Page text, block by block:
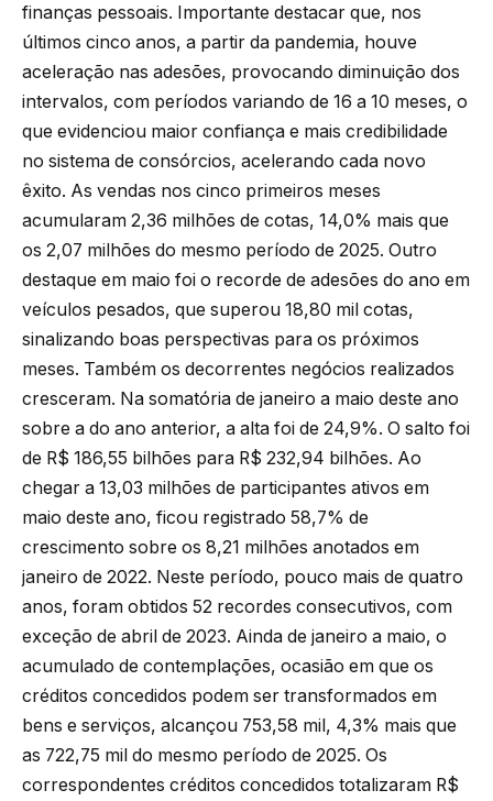
finanças pessoais. Importante destacar que, nos
últimos cinco anos, a partir da pandemia, houve
aceleração nas adesões, provocando diminuição dos
intervalos, com períodos variando de 16 a 10 meses, o
que evidenciou maior confiança e mais credibilidade
no sistema de consórcios, acelerando cada novo
êxito. As vendas nos cinco primeiros meses
acumularam 2,36 milhões de cotas, 14,0% mais que
os 2,07 milhões do mesmo período de 2025. Outro
destaque em maio foi o recorde de adesões do ano em
veículos pesados, que superou 18,80 mil cotas,
sinalizando boas perspectivas para os próximos
meses. Também os decorrentes negócios realizados
cresceram. Na somatória de janeiro a maio deste ano
sobre a do ano anterior, a alta foi de 24,9%. O salto foi
de R$ 186,55 bilhões para R$ 232,94 bilhões. Ao
chegar a 13,03 milhões de participantes ativos em
maio deste ano, ficou registrado 58,7% de
crescimento sobre os 8,21 milhões anotados em
janeiro de 2022. Neste período, pouco mais de quatro
anos, foram obtidos 52 recordes consecutivos, com
exceção de abril de 2023. Ainda de janeiro a maio, o
acumulado de contemplações, ocasião em que os
créditos concedidos podem ser transformados em
bens e serviços, alcançou 753,58 mil, 4,3% mais que
as 722,75 mil do mesmo período de 2025. Os
correspondentes créditos concedidos totalizaram R$